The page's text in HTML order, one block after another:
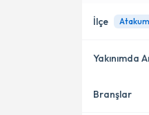
İlçe Atakum
Atakum
Yakınımda
Konumuma
Branşlar